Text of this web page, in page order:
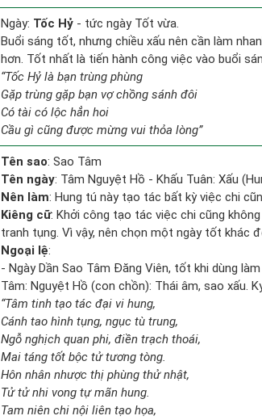
Ngày: Tốc Hỷ - tức ngày Tốt vừa.
Buổi sáng tốt, nhưng chiều xấu nên cần làm
hơn. Tốt nhất là tiến hành công việc vào buổi
“Tốc Hỷ là bạn trùng phùng
Gặp trùng gặp bạn vợ chồng sánh đôi
Có tài có lộc hẳn hoi
Cầu gì cũng được mừng vui thỏa lòng”
Tên sao: Sao Tâm
Tên ngày: Tâm Nguyệt Hồ - Khấu Tuân: Xấu
Nên làm: Hung tú này tạo tác bất kỳ việc chi
Kiêng cữ: Khởi công tạo tác việc chi cũng
tranh tụng. Vì vậy, nên chọn một ngày tốt khác
Ngoại lệ:
- Ngày Dần Sao Tâm Đăng Viên, tốt khi dùng
Tâm: Nguyệt Hồ (con chồn): Thái âm, sao xấu.
“Tâm tinh tạo tác đại vi hung,
Cánh tao hình tụng, ngục tù trung,
Ngỗ nghịch quan phi, điền trạch thoái,
Mai táng tốt bộc tử tương tòng.
Hôn nhân nhược thị phùng thử nhật,
Tử tử nhi vong tự mãn hung.
Tam niên chi nội liên tạo họa,